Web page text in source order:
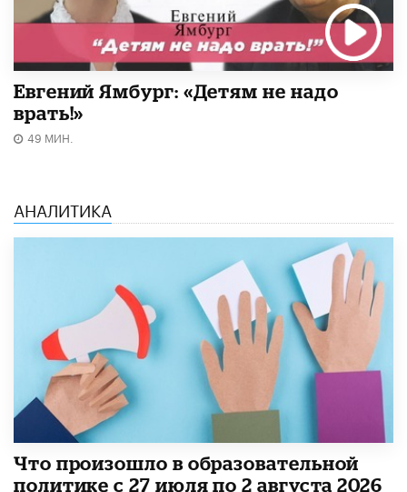
Евгений Ямбург: «Детям не надо
врать!»
49 МИН.
АНАЛИТИКА
​Что произошло в образовательной
политике с 27 июля по 2 августа 2026